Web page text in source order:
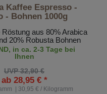
Kaffee Espresso -
- Bohnen 1000g
Röstung aus 80% Arabica
20% Robusta Bohnen
in ca. 2-3 Tage bei
Ihnen
UVP 32,90 €
ab 28,95 € *
| 30,95 € / Kilogramm